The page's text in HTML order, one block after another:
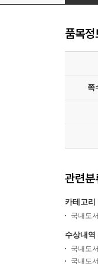
품목정
쪽
관련분
카테고리
국내도서
수상내
국내도서
국내도서